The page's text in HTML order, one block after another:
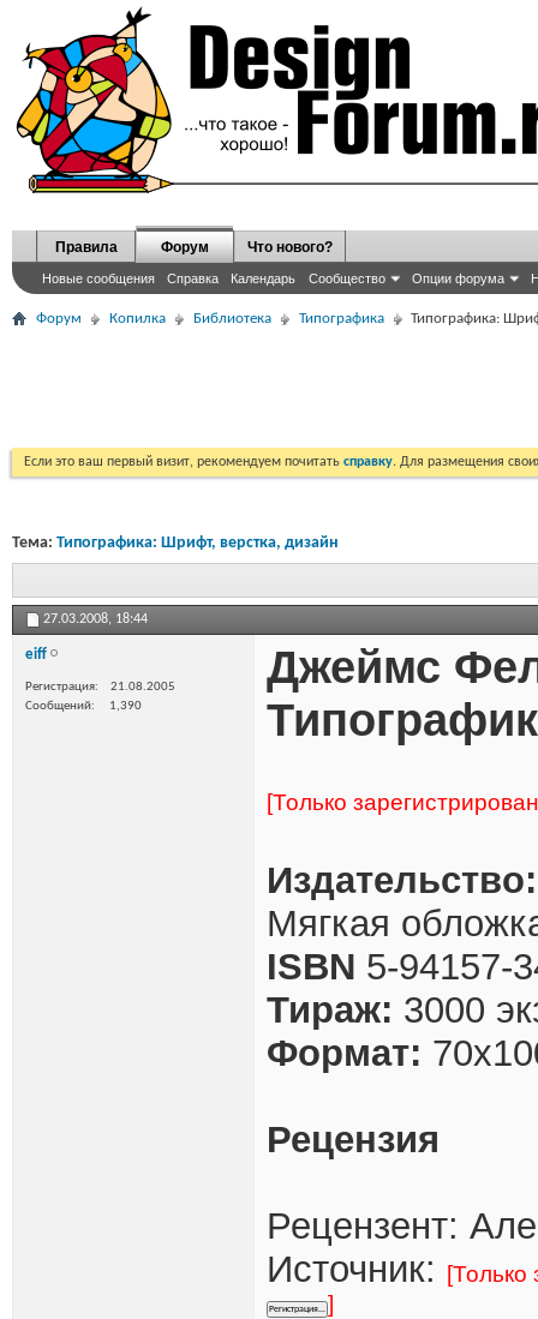
Правила Форум
Новые сообщения Справка Календарь Сообщество Опции форума
Что нового?
Форум Копилка Библиотека Типографика Типографика:
Если это ваш первый визит, рекомендуем почитать справку. Для размещения
Тема: Типографика: Шрифт, верстка, дизайн
27.03.2008, 18:44
eiff
Регистрация
21.08.2005
Сообщений
1,390
Джеймс
[Только
Издательство:
Мягкая
ISBN 5-94157-
Тираж: 3000
Формат:
Рецензия
Рецензент:
Источник:
[Только
]